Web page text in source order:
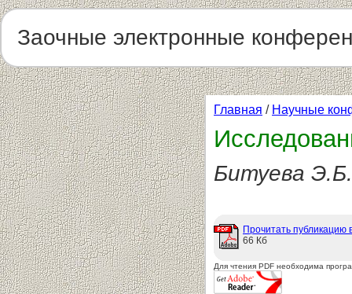
Заочные электронные
Главная / Научные
Битуева
Прочитать публикацию
66 Кб
Для чтения PDF необходима